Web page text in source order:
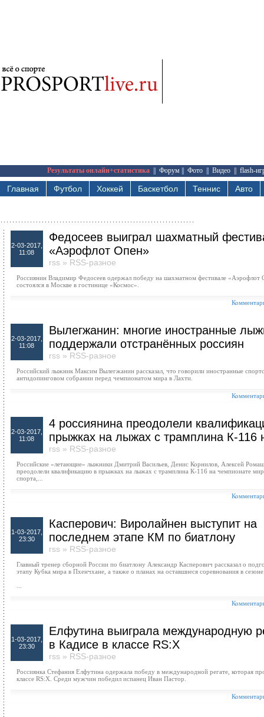
Результаты онлайн+статистика Форум Фото Видео flash-
Главная Футбол Хоккей Баскетбол Теннис Авто
2-03-2017,
11:08
Федосеев выиграл шахматный
«Аэрофлот Опен»
rss » RSS-разное
Россиянин Владимир Федосеев одержал победу на шахматном фестивале «Аэрофлот
состоялся в Москве в гостинице «Космос».
2-03-2017,
11:08
Вылегжанин: многие иностранные
поддержали отстранённых россиян
rss » RSS-разное
Российский лыжник Максим Вылегжанин рассказал, что говорили иностранные
антидопинговом собрании перед чемпионатом мира в Лахти.
2-03-2017,
11:08
4 россиянина преодолели
прыжках на лыжах с трамплина К-116
rss » RSS-разное
Российские «летающие» лыжники Дмитрий Васильев, Денис Корнилов, Алексей
преодолели квалификацию в прыжках на лыжах с трамплина К-116 на чемпионате
спорта,...
1-03-2017,
23:30
Касперович: Виролайнен выступит на
последнем этапе КМ по биатлону
rss » RSS-разное
Главный тренер сборной России по биатлону Александр Касперович рассказал о
этапу Кубка мира в Пхенчхане, а также о планах на оставшиеся соревнования в
1-03-2017,
23:30
Елфутина выиграла международную
в Кадисе в классе RS:X
rss » RSS-разное
Россиянка Стефания Елфутина одержала победу в международной регате, которая
классе RS:X. Среди мужчин победил испанец Иван Пастор.